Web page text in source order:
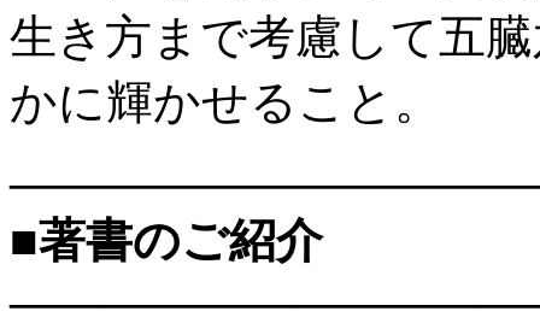
生き方まで考慮して五
かに輝かせること。
■著書のご紹介